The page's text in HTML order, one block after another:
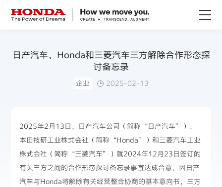
技术创新
赛事运动
日产汽车、Honda和三菱汽车三方解除合作形态探
讨备忘录
企业 2025-02-13
2025年2月13日，日产汽车公司（简称“日产汽车”）、
本田技研工业株式会社（简称“Honda”）和三菱汽车工业
株式会社（简称“三菱汽车”）就2024年12月23日签订的
有关三方之间的合作形态探讨备忘录事宜达成合意，因日产
汽车与Honda将解除有关经营整合协商的基本意向书，三方